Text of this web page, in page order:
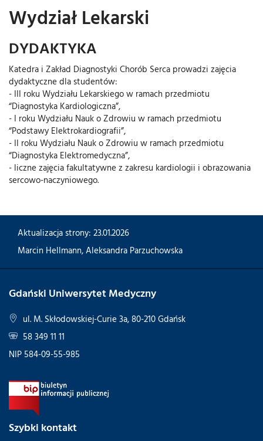
Wydział Lekarski
DYDAKTYKA
Katedra i Zakład Diagnostyki Chorób Serca prowadzi zajęcia
dydaktyczne dla studentów:
- III roku Wydziału Lekarskiego w ramach przedmiotu
“Diagnostyka Kardiologiczna”,
- I roku Wydziału Nauk o Zdrowiu w ramach przedmiotu
“Podstawy Elektrokardiografii”,
- II roku Wydziału Nauk o Zdrowiu w ramach przedmiotu
“Diagnostyka Elektromedyczna”,
- liczne zajęcia fakultatywne z zakresu kardiologii i obrazowania
sercowo-naczyniowego.
Aktualizacja strony: 23.01.2026
Marcin Hellmann,Aleksandra Parzuchowska
Gdański Uniwersytet Medyczny
ul. M. Skłodowskiej-Curie 3a, 80-210 Gdańsk
58 349 11 11
NIP 584-09-55-985
Szybki kontakt